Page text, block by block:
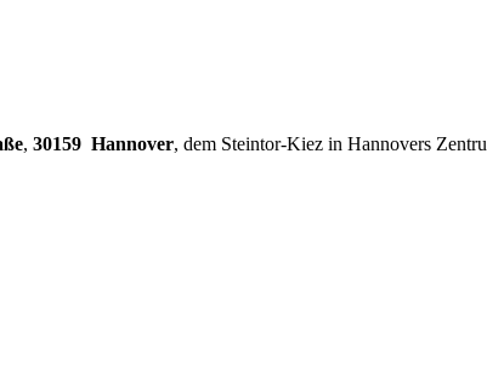
, 30159 Hannover, dem Steintor-Kiez in Hannovers